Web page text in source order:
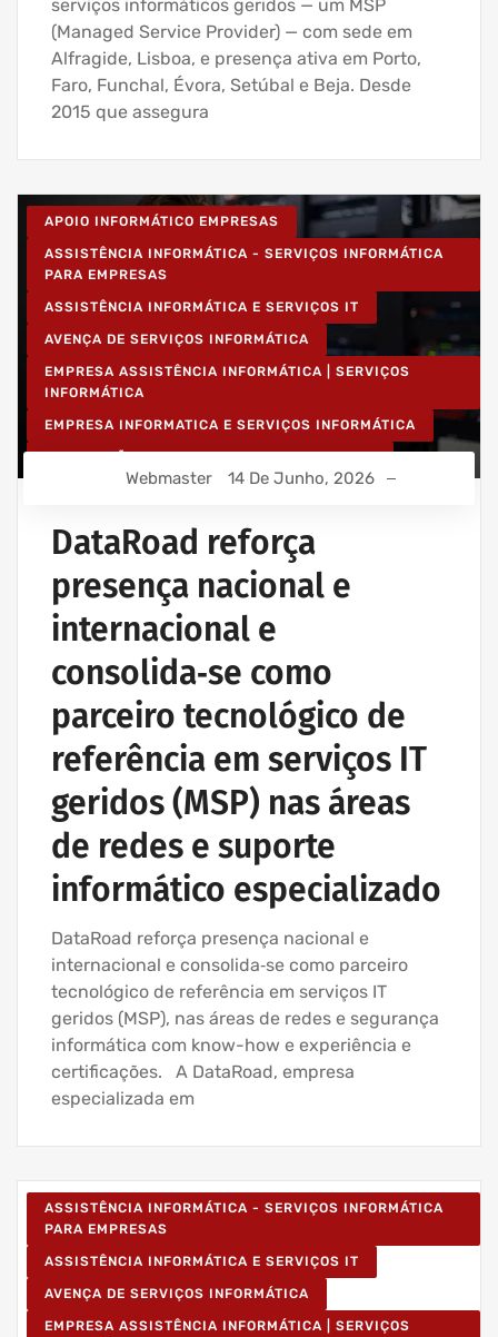
serviços informáticos geridos — um MSP
(Managed Service Provider) — com sede em
Alfragide, Lisboa, e presença ativa em Porto,
Faro, Funchal, Évora, Setúbal e Beja. Desde
2015 que assegura
APOIO INFORMÁTICO EMPRESAS
ASSISTÊNCIA INFORMÁTICA - SERVIÇOS INFORMÁTICA
PARA EMPRESAS
ASSISTÊNCIA INFORMÁTICA E SERVIÇOS IT
AVENÇA DE SERVIÇOS INFORMÁTICA
EMPRESA ASSISTÊNCIA INFORMÁTICA | SERVIÇOS
INFORMÁTICA
EMPRESA INFORMATICA E SERVIÇOS INFORMÁTICA
INSTALAÇÃO REDES INFORMÁTICA WIRELESS
MANUTENÇÃO INFORMÁTICA EMPRESAS
PROJETOS CABLAGEM E REDES INFORMÁTICA
Webmaster 14 De Junho, 2026
DataRoad reforça
presença nacional e
internacional e
consolida‑se como
parceiro tecnológico de
referência em serviços IT
geridos (MSP) nas áreas
de redes e suporte
informático especializado
DataRoad reforça presença nacional e
internacional e consolida‑se como parceiro
tecnológico de referência em serviços IT
geridos (MSP), nas áreas de redes e segurança
informática com know-how e experiência e
certificações. A DataRoad, empresa
especializada em
ASSISTÊNCIA INFORMÁTICA - SERVIÇOS INFORMÁTICA
PARA EMPRESAS
ASSISTÊNCIA INFORMÁTICA E SERVIÇOS IT
AVENÇA DE SERVIÇOS INFORMÁTICA
EMPRESA ASSISTÊNCIA INFORMÁTICA | SERVIÇOS